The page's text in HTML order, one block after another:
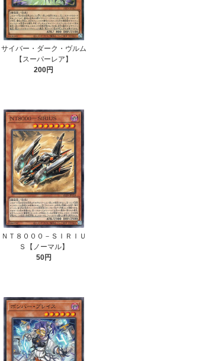
サイバー・ダーク・ヴルム
【スーパーレア】
200円
ＮＴ８０００－ＳＩＲＩＵ
Ｓ【ノーマル】
50円